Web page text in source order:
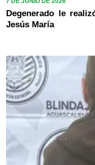
Degenerado le
Jesús María